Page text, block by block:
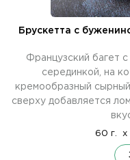
Брускетта с
Французский багет
серединкой, на
кремообразный
сверху добавляется
60 г. x